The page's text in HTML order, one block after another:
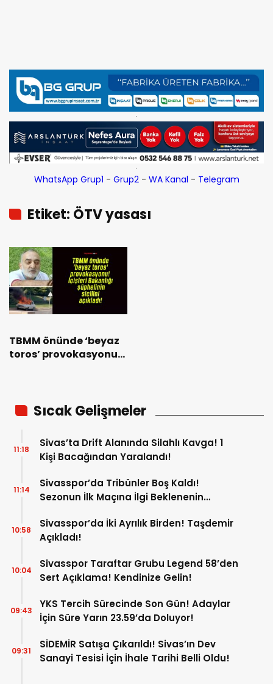
WhatsApp Grup1 - Grup2- WA Kanal - Telegram
Etiket: ÖTV yasası
TBMM önünde ‘beyaz
toros’ provokasyonu!
Sıcak Gelişmeler
Sivas’ta Drift Alanında Silahlı Kavga! 1
Kişi Bacağından Yaralandı!
11:18
Sivasspor’da Tribünler Boş Kaldı!
Sezonun İlk Maçına İlgi Beklenenin
11:14
Sivasspor’da İki Ayrılık Birden! Taşdemir
Açıkladı!
10:58
Sivasspor Taraftar Grubu Legend 58’den
Sert Açıklama! Kendinize Gelin!
10:04
YKS Tercih Sürecinde Son Gün! Adaylar
İçin Süre Yarın 23.59’da Doluyor!
09:43
SİDEMİR Satışa Çıkarıldı! Sivas’ın Dev
Sanayi Tesisi İçin İhale Tarihi Belli Oldu!
09:31